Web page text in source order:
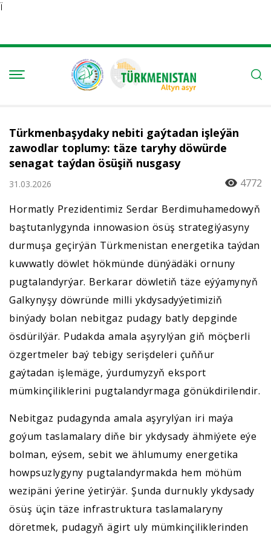
Ï
Türkmenbaşydaky nebiti gaýtadan işleýän
zawodlar toplumy: täze taryhy döwürde
senagat taýdan ösüşiň nusgasy
31.03.2026
4772
Hormatly Prezidentimiz Serdar Berdimuhamedowyň
baştutanlygynda innowasion ösüş strategiýasyny
durmuşa geçirýän Türkmenistan energetika taýdan
kuwwatly döwlet hökmünde dünýädäki ornuny
pugtalandyrýar. Berkarar döwletiň täze eýýamynyň
Galkynyşy döwründe milli ykdysadyýetimiziň
binýady bolan nebitgaz pudagy batly depginde
ösdürilýär. Pudakda amala aşyrylýan giň möçberli
özgertmeler baý tebigy serişdeleri çuňňur
gaýtadan işlemäge, ýurdumyzyň eksport
mümkinçiliklerini pugtalandyrmaga gönükdirilendir.
Nebitgaz pudagynda amala aşyrylýan iri maýa
goýum taslamalary diňe bir ykdysady ähmiýete eýe
bolman, eýsem, sebit we ählumumy energetika
howpsuzlygyny pugtalandyrmakda hem möhüm
wezipäni ýerine ýetirýär. Şunda durnukly ykdysady
ösüş üçin täze infrastruktura taslamalaryny
döretmek, pudagyň ägirt uly mümkinçiliklerinden